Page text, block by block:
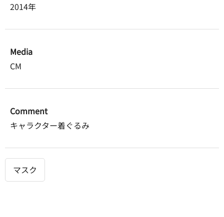
2014年
Media
CM
Comment
キャラクター着ぐるみ
マスク